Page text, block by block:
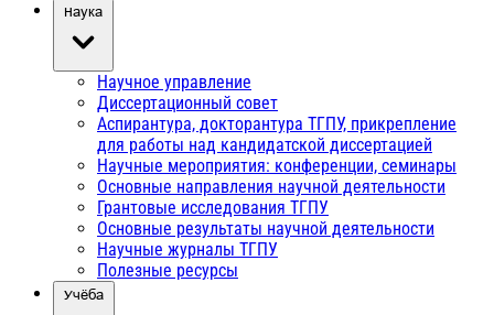
Наука
Научное управление
Диссертационный совет
Аспирантура, докторантура ТГПУ, прикрепление
для работы над кандидатской диссертацией
Научные мероприятия: конференции, семинары
Основные направления научной деятельности
Грантовые исследования ТГПУ
Основные результаты научной деятельности
Научные журналы ТГПУ
Полезные ресурсы
Учёба